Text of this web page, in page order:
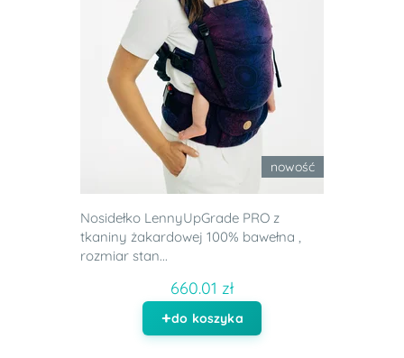
nowość
Nosidełko LennyUpGrade PRO z
tkaniny żakardowej 100% bawełna ,
rozmiar stan...
660.01 zł
do koszyka